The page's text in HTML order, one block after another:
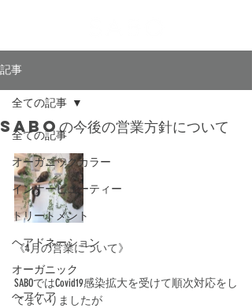
記事
全ての記事
オーガニックカラー
インナービューティー
トリートメント
ヘアドネーション
オーガニック
ヘアケア
全ての記事
SABOの今後の営業方針について
《4月の営業について》﻿
SABOではCovid19感染拡大を受けて順次対応をし
てまいりましたが﻿